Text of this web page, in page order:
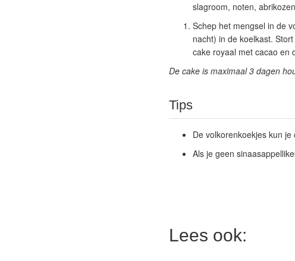
slagroom, noten,
Schep het mengsel in de
nacht) in de koelkast.
cake royaal met cacao en
De cake is maximaal 3 dagen
Tips
De volkorenkoekjes kun
Als je geen
Lees ook: